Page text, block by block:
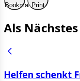
BookmarkPrint
Als
Helfen schenkt